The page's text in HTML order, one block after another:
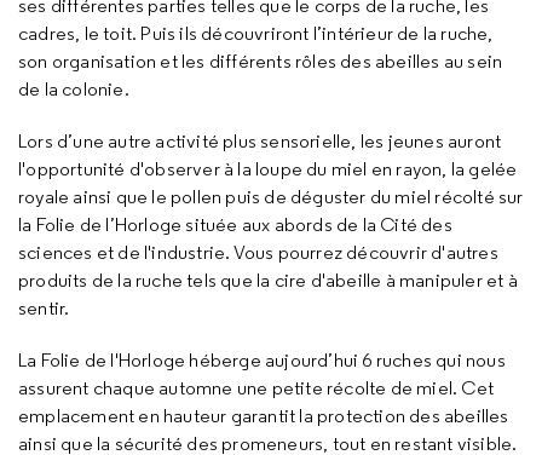
ses différentes parties telles que le corps de la ruche, les
cadres, le toit. Puis ils découvriront l’intérieur de la ruche,
son organisation et les différents rôles des abeilles au sein
de la colonie.
Lors d’une autre activité plus sensorielle, les jeunes auront
l'opportunité d'observer à la loupe du miel en rayon, la gelée
royale ainsi que le pollen puis de déguster du miel récolté sur
la Folie de l’Horloge située aux abords de la Cité des
sciences et de l'industrie. Vous pourrez découvrir d'autres
produits de la ruche tels que la cire d'abeille à manipuler et à
sentir.
La Folie de l'Horloge héberge aujourd’hui 6 ruches qui nous
assurent chaque automne une petite récolte de miel. Cet
emplacement en hauteur garantit la protection des abeilles
ainsi que la sécurité des promeneurs, tout en restant visible.